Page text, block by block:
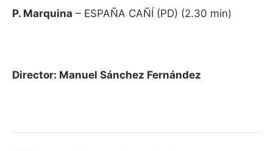
P. Marquina – ESPAÑA CAÑÍ (PD) (2.30 min)
Director: Manuel Sánchez Fernández